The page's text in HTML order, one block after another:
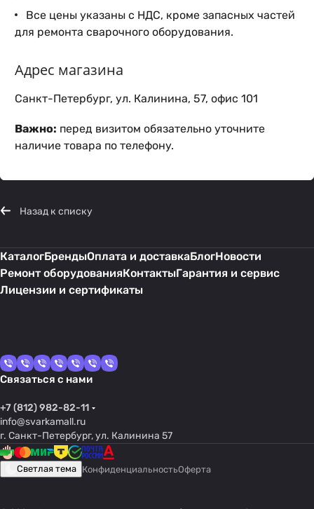
Все цены указаны с НДС, кроме запасных частей
для ремонта сварочного оборудования.
Адрес магазина
Санкт-Петербург, ул. Калинина, 57, офис 101
Важно: перед визитом обязательно уточните
наличие товара по телефону.
Назад к списку
КаталогБрендыОплата и доставкаБлогНовости
Ремонт оборудованияКонтактыГарантия и сервис
Лицензии и сертификаты
Связаться с нами
+7 (812) 982-82-11
info@svarkamall.ru
г. Санкт-Петербург, ул. Калинина 57
Светлая тема КонфиденциальностьОферта